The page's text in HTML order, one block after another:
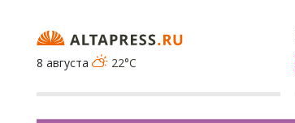
8 августа
22°C